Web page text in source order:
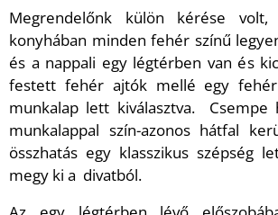
Megrendelőnk külön kérése
konyhában minden fehér színű
és a nappali egy légtérben van és
festett fehér ajtók mellé egy fehér
munkalap lett kiválasztva.
munkalappal szín-azonos hátfal
összhatás egy klasszikus szépség
megy ki a divatból.